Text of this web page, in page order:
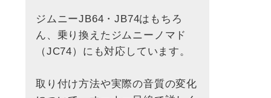
ジムニーJB64・JB74はもちろ
ん、乗り換えたジムニーノマド
（JC74）にも対応しています。
取り付け方法や実際の音質の変化